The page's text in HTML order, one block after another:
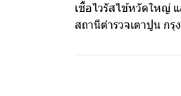
เชื้อไวรัสไข้หวัดใหญ่
สถานีตำรวจเตาปูน กรุ